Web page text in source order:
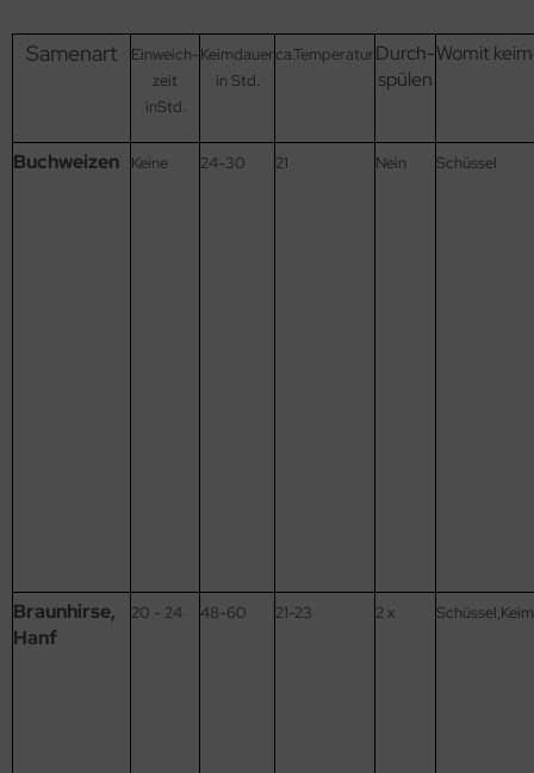
Samenart
Einweich-
zeit
inStd.
Keimdauer
in Std.
ca.TemperaturDurch-
spülen
Womit
Buchweizen Keine 24-30 21 Nein Schüssel
Braunhirse,
Hanf
20 - 24 48-60 21-23 2 x